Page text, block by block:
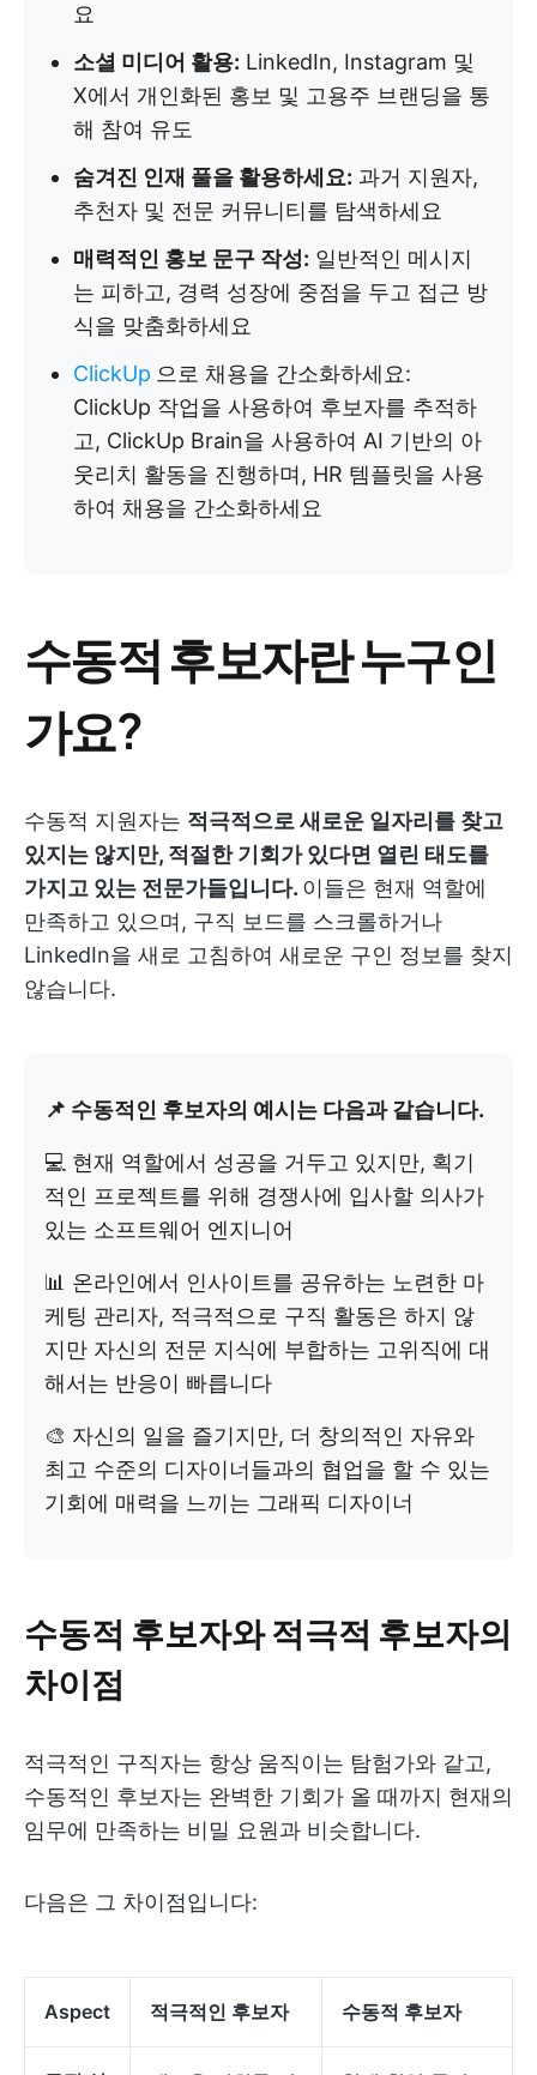
요
소셜 미디어 활용: LinkedIn, Instagram 및
X에서 개인화된 홍보 및 고용주 브랜딩을 통
해 참여 유도
숨겨진 인재 풀을 활용하세요: 과거 지원자,
추천자 및 전문 커뮤니티를 탐색하세요
매력적인 홍보 문구 작성: 일반적인 메시지
는 피하고, 경력 성장에 중점을 두고 접근 방
식을 맞춤화하세요
ClickUp 으로 채용을 간소화하세요:
ClickUp 작업을 사용하여 후보자를 추적하
고, ClickUp Brain을 사용하여 AI 기반의 아
웃리치 활동을 진행하며, HR 템플릿을 사용
하여 채용을 간소화하세요
수동적 후보자란 누구인
가요?
수동적 지원자는 적극적으로 새로운 일자리를 찾고
있지는 않지만, 적절한 기회가 있다면 열린 태도를
가지고 있는 전문가들입니다. 이들은 현재 역할에
만족하고 있으며, 구직 보드를 스크롤하거나
LinkedIn을 새로 고침하여 새로운 구인 정보를 찾지
않습니다.
📌 수동적인 후보자의 예시는 다음과 같습니다.
💻 현재 역할에서 성공을 거두고 있지만, 획기
적인 프로젝트를 위해 경쟁사에 입사할 의사가
있는 소프트웨어 엔지니어
📊 온라인에서 인사이트를 공유하는 노련한 마
케팅 관리자, 적극적으로 구직 활동은 하지 않
지만 자신의 전문 지식에 부합하는 고위직에 대
해서는 반응이 빠릅니다
🎨 자신의 일을 즐기지만, 더 창의적인 자유와
최고 수준의 디자이너들과의 협업을 할 수 있는
기회에 매력을 느끼는 그래픽 디자이너
수동적 후보자와 적극적 후보자의
차이점
적극적인 구직자는 항상 움직이는 탐험가와 같고,
수동적인 후보자는 완벽한 기회가 올 때까지 현재의
임무에 만족하는 비밀 요원과 비슷합니다.
다음은 그 차이점입니다:
Aspect 적극적인 후보자 수동적 후보자